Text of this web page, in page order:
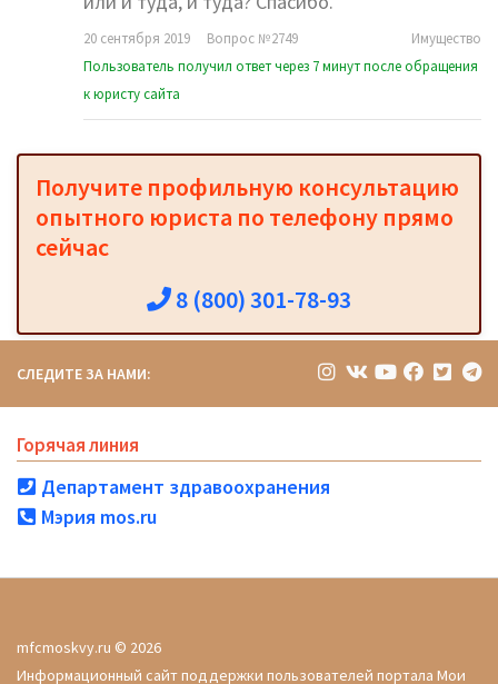
20 сентября 2019 Вопрос №2749
Имущество
Пользователь получил ответ через 7 минут после обращения
к юристу сайта
Получите профильную консультацию
опытного юриста по телефону прямо
сейчас
8 (800) 301-78-93
СЛЕДИТЕ ЗА НАМИ:
Горячая линия
Департамент здравоохранения
Мэрия mos.ru
mfcmoskvy.ru © 2026
Информационный сайт поддержки пользователей портала Мои